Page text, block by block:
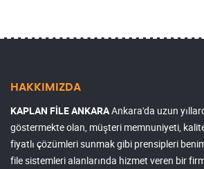
HAKKIMIZDA
KAPLAN FİLE ANKARAAnkara'da uzun
göstermekte olan, müşteri memnuniyeti,
fiyatlı çözümleri sunmak gibi prensipleri
file sistemleri alanlarında hizmet veren bir